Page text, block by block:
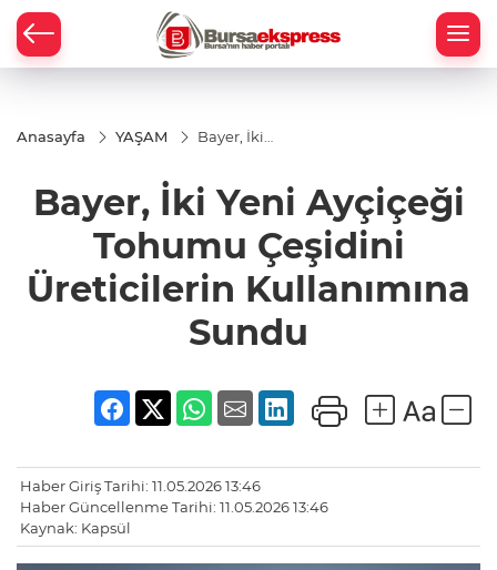
Anasayfa YAŞAM
Bayer, İki
Tohumu
Çeşidini
Kullanımına
Sundu
Bayer, İki Yeni Ayçiçeği
Tohumu Çeşidini
Üreticilerin Kullanımına
Sundu
Haber Giriş Tarihi: 11.05.2026 13:46
Haber Güncellenme Tarihi: 11.05.2026 13:46
Kaynak: Kapsül